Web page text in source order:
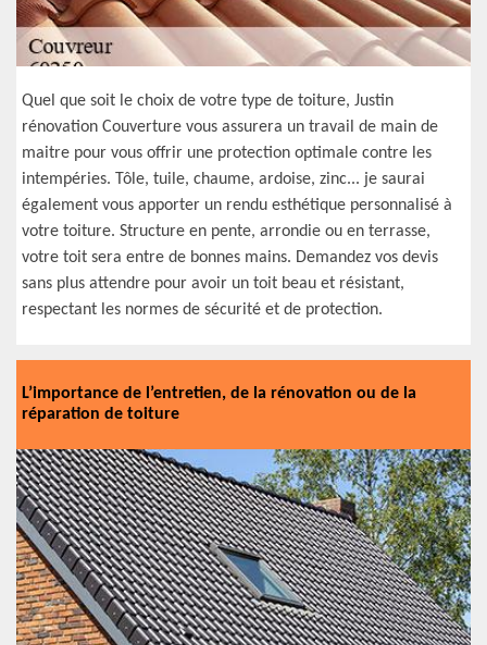
Quel que soit le choix de votre type de toiture, Justin
rénovation Couverture vous assurera un travail de main de
maitre pour vous offrir une protection optimale contre les
intempéries. Tôle, tuile, chaume, ardoise, zinc... je saurai
également vous apporter un rendu esthétique personnalisé à
votre toiture. Structure en pente, arrondie ou en terrasse,
votre toit sera entre de bonnes mains. Demandez vos devis
sans plus attendre pour avoir un toit beau et résistant,
respectant les normes de sécurité et de protection.
L’importance de l’entretien, de la rénovation ou de la
réparation de toiture